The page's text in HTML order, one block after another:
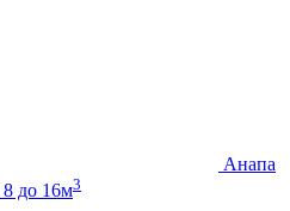
Анапа
до 16м3